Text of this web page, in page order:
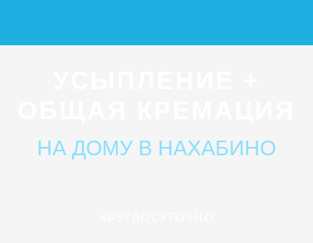
НА ДОМУ В НАХАБИНО